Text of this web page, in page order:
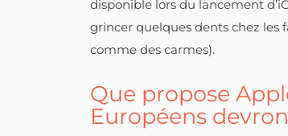
disponible lors du lancement
grincer quelques dents chez les
comme des carmes).
Que propose
Européens